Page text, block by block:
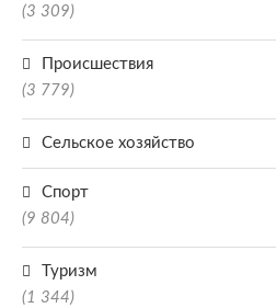
(3 309)
Происшествия
(3 779)
Сельское хозяйство
Спорт
(9 804)
Туризм
(1 344)